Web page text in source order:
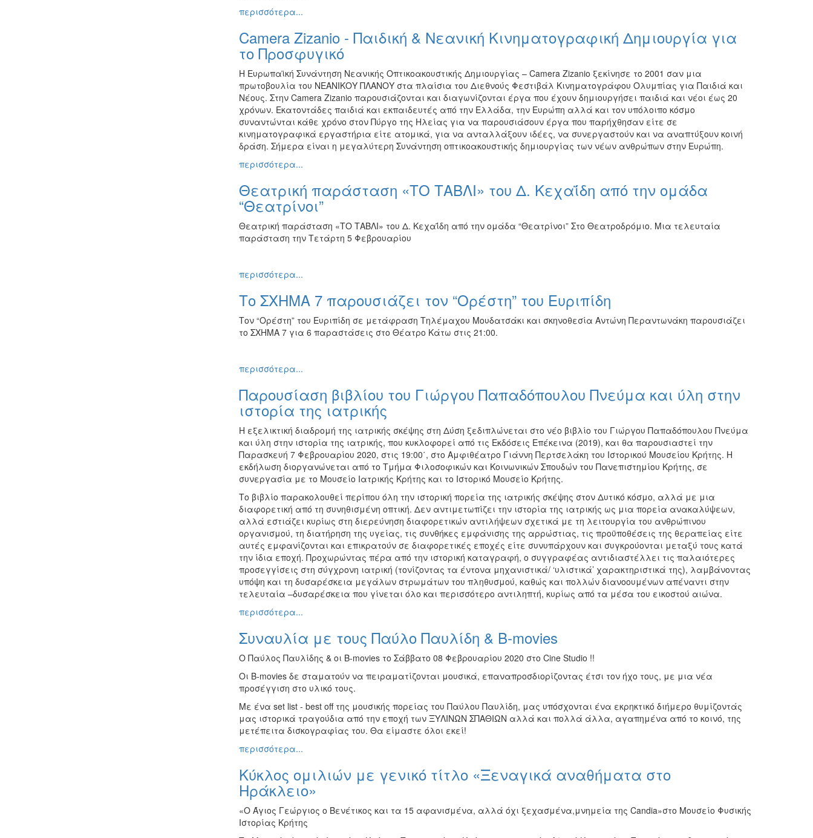
περισσότερα...
Camera Zizanio - Παιδική & Νεανική Κινηματογραφική Δημιουργία για
το Προσφυγικό
Η Ευρωπαϊκή Συνάντηση Νεανικής Οπτικοακουστικής Δημιουργίας – Camera Zizanio ξεκίνησε το 2001 σαν μια
πρωτοβουλία του ΝΕΑΝΙΚΟΥ ΠΛΑΝΟΥ στα πλαίσια του Διεθνούς Φεστιβάλ Κινηματογράφου Ολυμπίας για Παιδιά και
Νέους. Στην Camera Zizanio παρουσιάζονται και διαγωνίζονται έργα που έχουν δημιουργήσει παιδιά και νέοι έως 20
χρόνων. Εκατοντάδες παιδιά και εκπαιδευτές από την Ελλάδα, την Ευρώπη αλλά και τον υπόλοιπο κόσμο
συναντώνται κάθε χρόνο στον Πύργο της Ηλείας για να παρουσιάσουν έργα που παρήχθησαν είτε σε
κινηματογραφικά εργαστήρια είτε ατομικά, για να ανταλλάξουν ιδέες, να συνεργαστούν και να αναπτύξουν κοινή
δράση. Σήμερα είναι η μεγαλύτερη Συνάντηση οπτικοακουστικής δημιουργίας των νέων ανθρώπων στην Ευρώπη.
περισσότερα...
Θεατρική παράσταση «ΤΟ ΤΑΒΛΙ» του Δ. Κεχαΐδη από την ομάδα
“Θεατρίνοι”
Θεατρική παράσταση «ΤΟ ΤΑΒΛΙ» του Δ. Κεχαΐδη από την ομάδα “Θεατρίνοι” Στο Θεατροδρόμιο. Μια τελευταία
παράσταση την Τετάρτη 5 Φεβρουαρίου
περισσότερα...
Το ΣΧΗΜΑ 7 παρουσιάζει τον “Ορέστη” του Ευριπίδη
Τον “Ορέστη” του Ευριπίδη σε μετάφραση Τηλέμαχου Μουδατσάκι και σκηνοθεσία Αντώνη Περαντωνάκη παρουσιάζει
το ΣΧΗΜΑ 7 για 6 παραστάσεις στο Θέατρο Κάτω στις 21:00.
περισσότερα...
Παρουσίαση βιβλίου του Γιώργου Παπαδόπουλου Πνεύμα και ύλη στην
ιστορία της ιατρικής
Η εξελικτική διαδρομή της ιατρικής σκέψης στη Δύση ξεδιπλώνεται στο νέο βιβλίο του Γιώργου Παπαδόπουλου Πνεύμα
και ύλη στην ιστορία της ιατρικής, που κυκλοφορεί από τις Εκδόσεις Επέκεινα (2019), και θα παρουσιαστεί την
Παρασκευή 7 Φεβρουαρίου 2020, στις 19:00΄, στο Αμφιθέατρο Γιάννη Περτσελάκη του Ιστορικού Μουσείου Κρήτης. Η
εκδήλωση διοργανώνεται από το Τμήμα Φιλοσοφικών και Κοινωνικών Σπουδών του Πανεπιστημίου Κρήτης, σε
συνεργασία με το Μουσείο Ιατρικής Κρήτης και το Ιστορικό Μουσείο Κρήτης.
Το βιβλίο παρακολουθεί περίπου όλη την ιστορική πορεία της ιατρικής σκέψης στον Δυτικό κόσμο, αλλά με μια
διαφορετική από τη συνηθισμένη οπτική. Δεν αντιμετωπίζει την ιστορία της ιατρικής ως μια πορεία ανακαλύψεων,
αλλά εστιάζει κυρίως στη διερεύνηση διαφορετικών αντιλήψεων σχετικά με τη λειτουργία του ανθρώπινου
οργανισμού, τη διατήρηση της υγείας, τις συνθήκες εμφάνισης της αρρώστιας, τις προϋποθέσεις της θεραπείας είτε
αυτές εμφανίζονται και επικρατούν σε διαφορετικές εποχές είτε συνυπάρχουν και συγκρούονται μεταξύ τους κατά
την ίδια εποχή. Προχωρώντας πέρα από την ιστορική καταγραφή, ο συγγραφέας αντιδιαστέλλει τις παλαιότερες
προσεγγίσεις στη σύγχρονη ιατρική (τονίζοντας τα έντονα μηχανιστικά/ ‘υλιστικά’ χαρακτηριστικά της), λαμβάνοντας
υπόψη και τη δυσαρέσκεια μεγάλων στρωμάτων του πληθυσμού, καθώς και πολλών διανοουμένων απέναντι στην
τελευταία –δυσαρέσκεια που γίνεται όλο και περισσότερο αντιληπτή, κυρίως από τα μέσα του εικοστού αιώνα.
περισσότερα...
Συναυλία με τους Παύλο Παυλίδη & B-movies
Ο Παύλος Παυλίδης & οι B-movies το Σάββατο 08 Φεβρουαρίου 2020 στο Cine Studio !!
Οι B-movies δε σταματούν να πειραματίζονται μουσικά, επαναπροσδιορίζοντας έτσι τον ήχο τους, με μια νέα
προσέγγιση στο υλικό τους.
Με ένα set list - best off της μουσικής πορείας του Παύλου Παυλίδη, μας υπόσχονται ένα εκρηκτικό διήμερο θυμίζοντάς
μας ιστορικά τραγούδια από την εποχή των ΞΥΛΙΝΩΝ ΣΠΑΘΙΩΝ αλλά και πολλά άλλα, αγαπημένα από το κοινό, της
μετέπειτα δισκογραφίας του. Θα είμαστε όλοι εκεί!
περισσότερα...
Κύκλος ομιλιών με γενικό τίτλο «Ξεναγικά αναθήματα στο
Ηράκλειο»
«Ο Άγιος Γεώργιος ο Βενέτικος και τα 15 αφανισμένα, αλλά όχι ξεχασμένα,μνημεία της Candia»στο Μουσείο Φυσικής
Ιστορίας Κρήτης